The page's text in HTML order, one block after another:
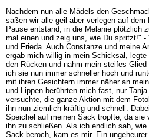
Nachdem nun alle Mädels den
saßen wir alle geil aber verlegen auf
Pause entstand, in die Melanie plötzlich
mal einen und zeig uns, wie Du spritzt!"
und Frieda. Auch Constanze und meine
ergab mich willig in mein Schicksal,
den Rücken und nahm mein steifes
ich sie nun immer schneller hoch und
mit ihren Gesichtern immer näher an
und Lippen berührten mich fast, nur
versuchte, die ganze Aktion mit dem
ihn nun ziemlich kräftig und schnell.
Speichel auf meinen Sack tropfte, da sie
ihn zu schließen. Als ich endlich sah,
Sack beroch, kam es mir. Ein